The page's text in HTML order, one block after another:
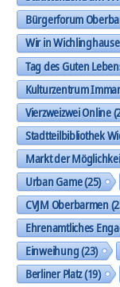
Bürgerforum
Wir in
Tag des Guten
Kulturzentrum
Vierzweizwei Online
Stadtteilbibliothek
Markt der
Urban Game(25)
CVJM Oberbarmen
Ehrenamtliches
Einweihung(23)
Berliner Platz(19)